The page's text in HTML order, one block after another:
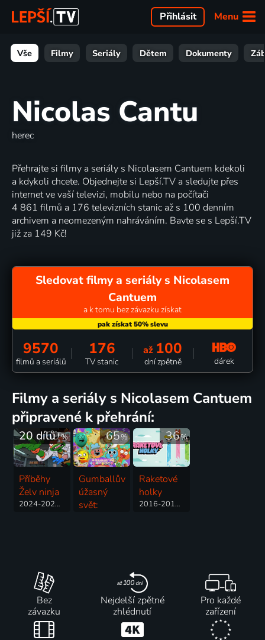
Menu
Přihlásit
Vše Filmy Seriály Dětem Dokumenty
Nicolas Cantu
herec
Přehrajte si filmy a seriály s Nicolasem Cantuem kdekoli
a kdykoli chcete. Objednejte si Lepší.TV a sledujte přes
internet ve vaší televizi, mobilu nebo na počítači
4 861 filmů a 176 televizních stanic až s 100 denním
archivem a neomezeným nahráváním. Bavte se s Lepší.TV
již za 149 Kč!
Sledovat filmy a seriály s Nicolasem
Cantuem
a k tomu bez závazku získat
9570
filmů a seriálů
176
TV stanic
až 100
dní zpětně dárek
filmy a seriály s Nicolasem Cantuem
připravené k přehrání:
69%
20 dílů
Příběhy
Želv ninja
2024-2025 | USA | Animovaný, Akční, Dobrodružný, Fantasy, Komedie, Rodinný, Science Fiction
65%
Gumballův
úžasný
svět:
36%
Raketové
holky
2016-2019 | USA | Animovaný, Akční, Dobrodružný, Fantasy, Komedie, Pohádka, Rodinný, Science Fiction, Thriller
Bez
závazku
Nejdelší zpětné
zhlédnutí
Pro každé
zařízení